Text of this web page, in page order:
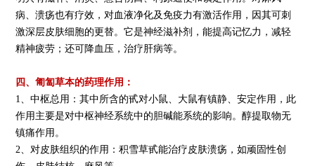
病、溃疡也有疗效，对血液净化及免疫力有激活作用，因其可刺
激深层皮肤细胞的更替。它是神经滋补剂，能提高记忆力，减轻
精神疲劳；还可降血压 ，治疗肝病等。
四、匍匐草本的药理作用：
1、中枢总用：其中所含的甙对小鼠、大鼠有镇静、安定作用，此
作用主要是对中枢神经系统中的胆碱能系统的影响。醇提取物无
镇痛作用。
2、对皮肤组织的作用：积雪草甙能治疗皮肤溃疡，如顽固性创